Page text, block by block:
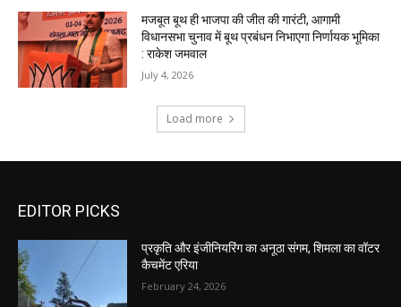
EDITOR PICKS
प्रकृति और इंजीनियरिंग का अनूठा संगम, शिमला का वॉटर
कैचमेंट एरिया
February 24, 2026